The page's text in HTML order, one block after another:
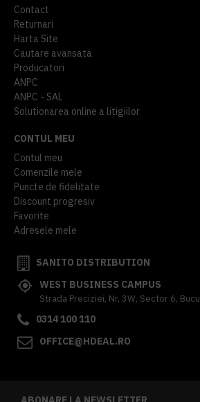
Contact
Returnari
Harta Site
Cautare avansata
Producatori
ANPC
ANPC - SAL
Solutionarea online a litigiilor
CONTUL MEU
Contul meu
Comenzile mele
Puncte de fidelitate
Discount progresiv
Favorite
Adresele mele
SANITO DISTRIBUTION
WEST BUSINESS CAMPUS
Strada Preciziei, Nr, 3W, Sector 6,
0314 100 110
OFFICE@HDEAL.RO